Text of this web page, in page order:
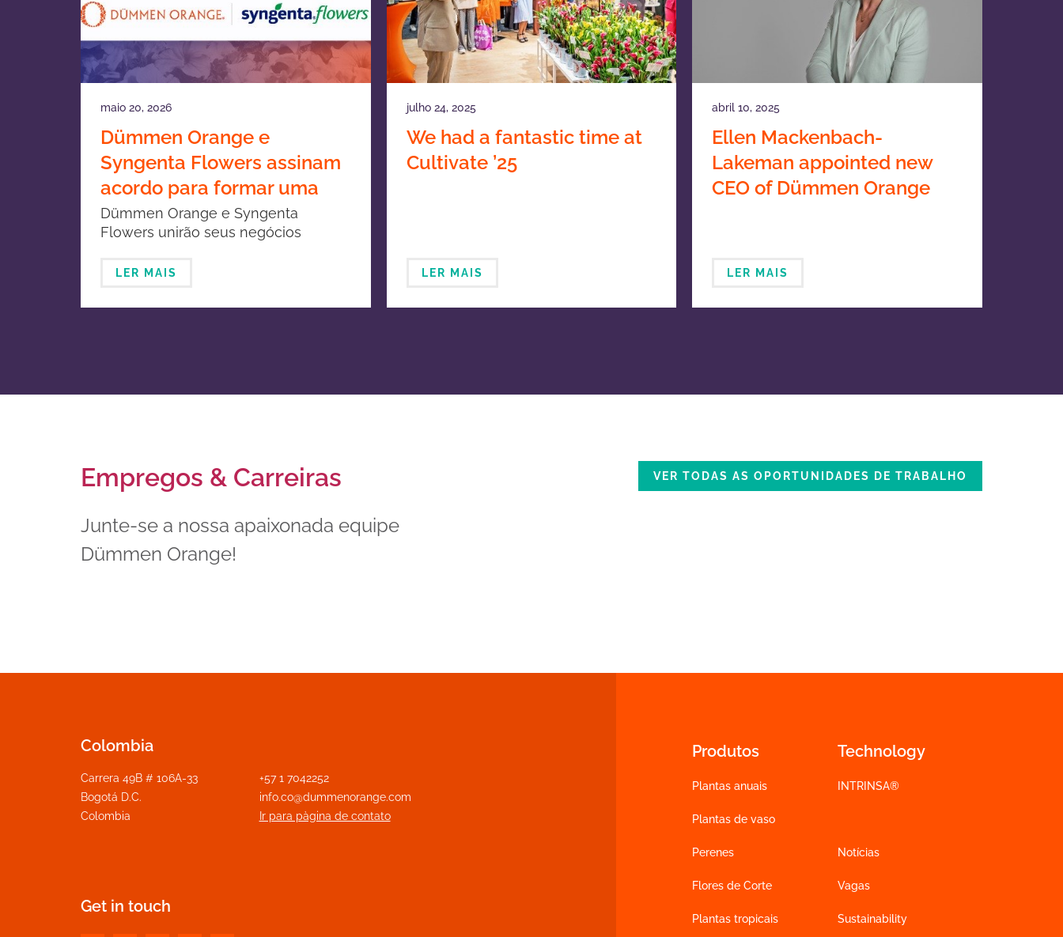
maio 20, 2026
Dümmen Orange e
Syngenta Flowers assinam
acordo para formar uma
joint venture em
melhoramento genético e
propagação de plantas
Dümmen Orange e Syngenta
Flowers unirão seus negócios
LER MAIS
julho 24, 2025
We had a fantastic time at
Cultivate ’25
LER MAIS
abril 10, 2025
Ellen Mackenbach-
Lakeman appointed new
CEO of Dümmen Orange
LER MAIS
Empregos & Carreiras
Junte-se a nossa apaixonada equipe
Dümmen Orange!
VER TODAS AS OPORTUNIDADES DE TRABALHO
Produtos
Plantas anuais
Plantas de vaso
Perenes
Flores de Corte
Plantas tropicais
Technology
INTRINSA®
Notícias
Vagas
Sustainability
Colombia
Carrera 49B # 106A-33
Bogotá D.C.
Colombia
+57 1 7042252
info.co@dummenorange.com
Ir para pàgina de contato
Get in touch